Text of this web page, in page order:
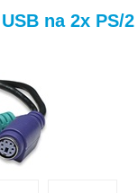
>
na 2x PS/2